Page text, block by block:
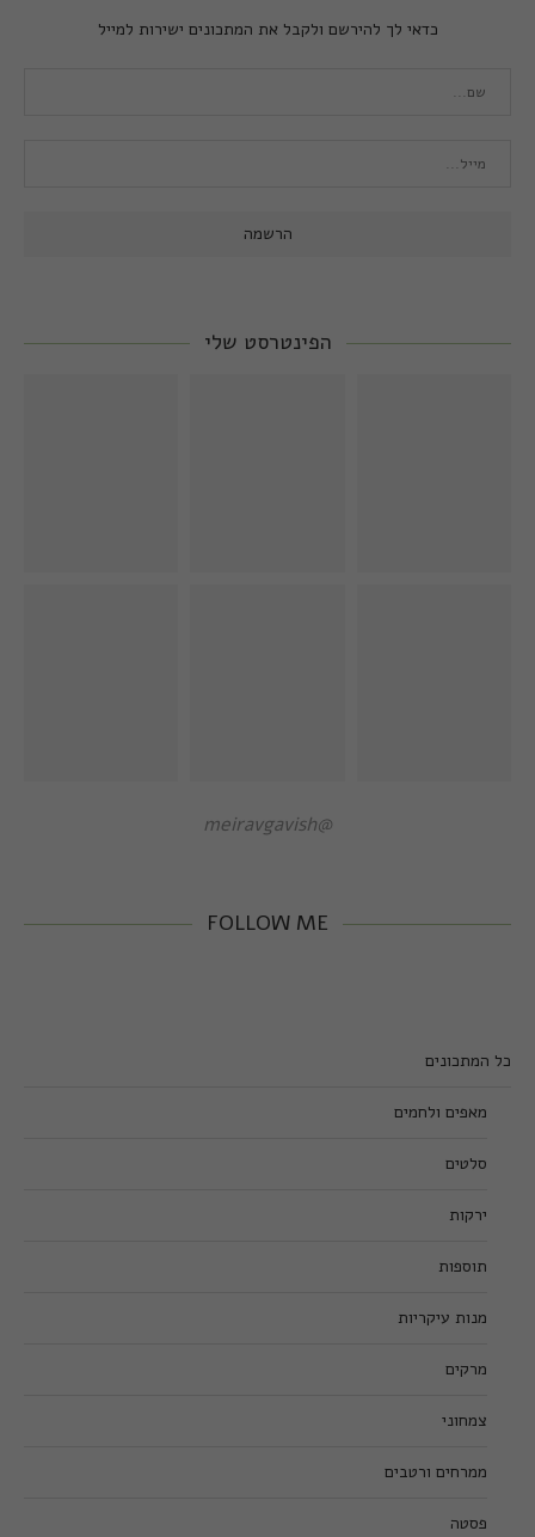
כדאי לך להירשם ולקבל את המתכונים ישירות למייל
הפינטרסט שלי
@meiravgavish
FOLLOW ME
כל המתכונים
מאפים ולחמים
סלטים
ירקות
תוספות
מנות עיקריות
מרקים
צמחוני
ממרחים ורטבים
פסטה